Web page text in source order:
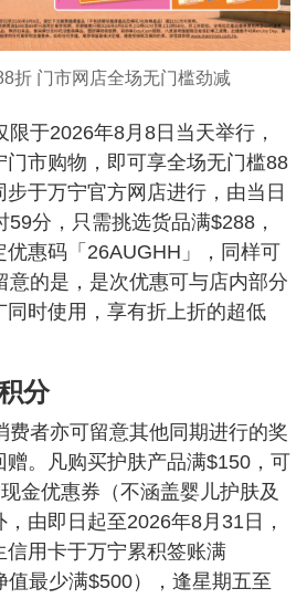
折 门市网店全场无门槛劲减
于2026年8月8日当天举行，
市购物，即可享全场无门槛88
于万宁官方网店进行，由当日
分，只需挑选货品满$288，
优惠码「26AUGHH」，同样可
意的是，是次优惠可与店内部分
时使用，享有折上折的超低
分
费者亦可留意其他同期进行的奖
。凡购买护肤产品满$150，可
金优惠券（不涵盖婴儿护肤及
由即日起至2026年8月31日，
信用卡于万宁累积签账满
值最少满$500），逢星期五至